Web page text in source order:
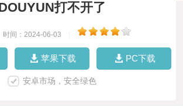
DOUYUN打不开了
时间：2024-06-03
苹果下载 PC下载
安卓市场，安全绿色